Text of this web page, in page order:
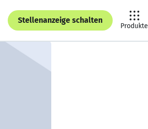
Stellenanzeige schalten
Produkte